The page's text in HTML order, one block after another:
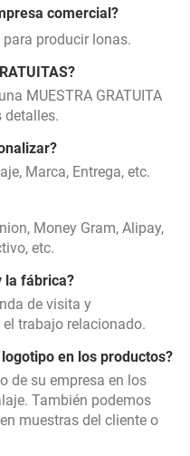
comercial?
producir lonas.
MUESTRA GRATUITA
detalles.
Marca, Entrega, etc.
Money Gram, Alipay,
etc.
la fábrica?
de visita y
trabajo relacionado.
en los productos?
de su empresa en los
También podemos
muestras del cliente o